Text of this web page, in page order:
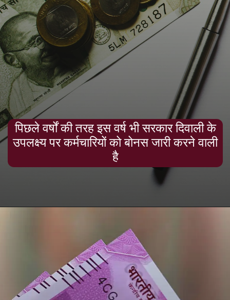
पिछले वर्षों की तरह इस वर्ष भी सरकार दिवाली के
उपलक्ष्य पर कर्मचारियों को बोनस जारी करने वाली
है